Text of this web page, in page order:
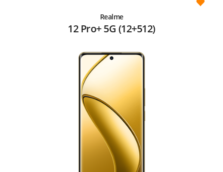
Realme
12 Pro+ 5G (12+512)